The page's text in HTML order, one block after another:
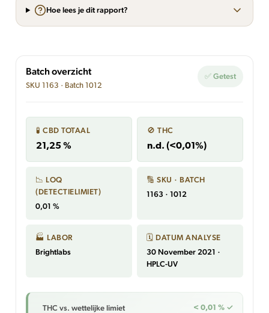
Hoe lees je dit rapport?
Batch overzicht
SKU 1163 · Batch 1012
✅ Getest
🧪 CBD TOTAAL
21,25 %
🚫 THC
n.d. (<0,01%)
📉 LOQ
(DETECTIELIMIET)
0,01 %
🔢 SKU · BATCH
1163 · 1012
🏭 LABOR
Brightlabs
🗓 DATUM ANALYSE
30 November 2021 ·
HPLC-UV
THC vs. wettelijke limiet < 0,01 % ✓